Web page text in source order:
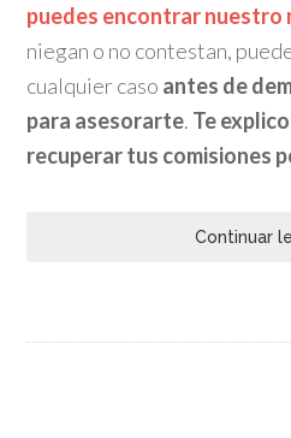
puedes encontrar nuestro
niegan o no contestan,
cualquier caso antes de
para asesorarte. Te
recuperar tus comisiones
Continuar